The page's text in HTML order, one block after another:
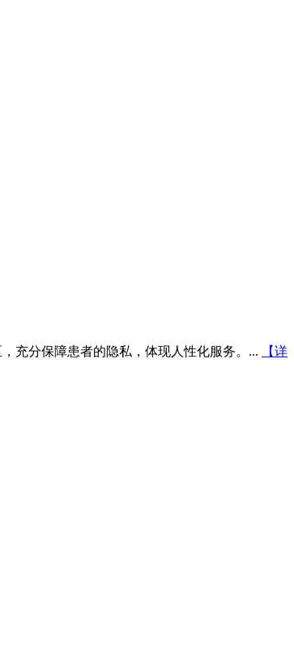
充分保障患者的隐私，体现人性化服务。...
【详